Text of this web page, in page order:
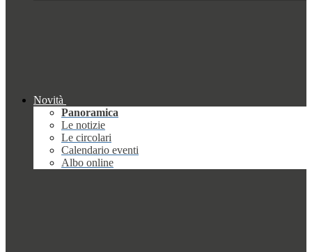
Novità
Panoramica
Le notizie
Le circolari
Calendario eventi
Albo online